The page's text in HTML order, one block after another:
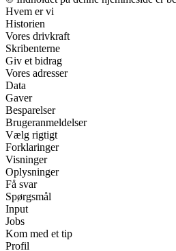
Hvem er vi
Historien
Vores drivkraft
Skribenterne
Giv et bidrag
Vores adresser
Data
Gaver
Besparelser
Brugeranmeldelser
Vælg rigtigt
Forklaringer
Visninger
Oplysninger
Få svar
Spørgsmål
Input
Jobs
Kom med et tip
Profil